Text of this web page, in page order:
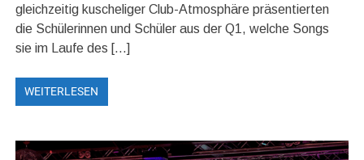
gleichzeitig kuscheliger Club-Atmosphäre präsentierten
die Schülerinnen und Schüler aus der Q1, welche Songs
sie im Laufe des […]
WEITERLESEN